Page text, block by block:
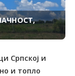
Српској и
и топло